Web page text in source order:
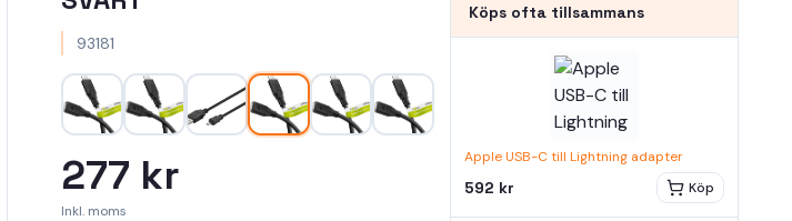
93181
277 kr
Inkl. moms
Köps ofta tillsammans
Apple USB-C till Lightning adapter
592 kr Köp